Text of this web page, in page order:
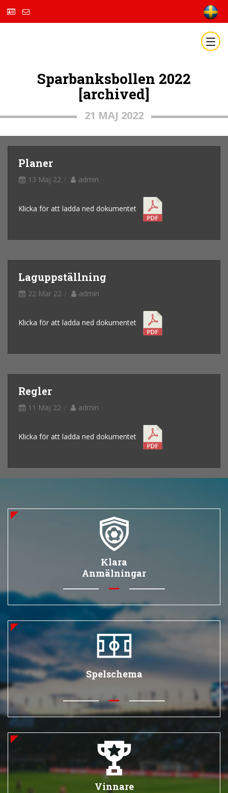
Sparbanksbollen 2022
[archived]
21 MAJ 2022
Planer
13 Maj 22 admin
Klicka för att ladda ned dokumentet
Laguppställning
22 Mar 22 admin
Klicka för att ladda ned dokumentet
Regler
11 Maj 22 admin
Klicka för att ladda ned dokumentet
Klara
Anmälningar
Spelschema
Vinnare